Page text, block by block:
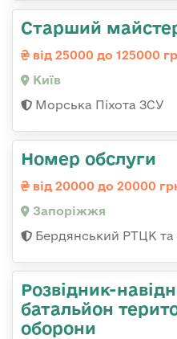
Старший
від 25000 до 125000
Київ
Морська Піхота ЗСУ
Номер обслуги
від 20000 до 20000
Запоріжжя
Бердянський РТЦК та
Розвідник-
батальйон
оборони